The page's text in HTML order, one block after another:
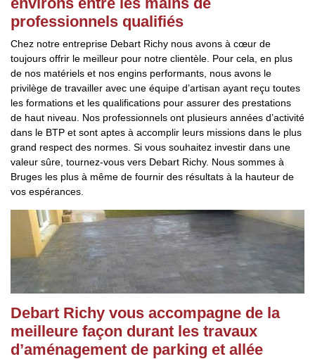
professionnels qualifiés
Chez notre entreprise Debart Richy nous avons à cœur de
toujours offrir le meilleur pour notre clientèle. Pour cela, en plus
de nos matériels et nos engins performants, nous avons le
privilège de travailler avec une équipe d’artisan ayant reçu toutes
les formations et les qualifications pour assurer des prestations
de haut niveau. Nos professionnels ont plusieurs années d’activité
dans le BTP et sont aptes à accomplir leurs missions dans le plus
grand respect des normes. Si vous souhaitez investir dans une
valeur sûre, tournez-vous vers Debart Richy. Nous sommes à
Bruges les plus à même de fournir des résultats à la hauteur de
vos espérances.
Debart Richy vous accompagne de la
meilleure façon durant les travaux
d’aménagement de parking et allée